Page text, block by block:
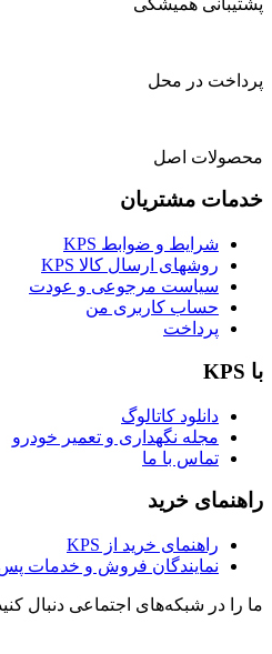
پرداخت در محل
محصولات اصل
خدمات مشتریان
شرایط و ضوابط KPS
روشهای ارسال کالا KPS
سیاست مرجوعی و عودت
حساب کاربری من
پرداخت
با KPS
دانلود کاتالوگ
مجله نگهداری و تعمیر خودرو
تماس با ما
راهنمای خرید
راهنمای خرید از KPS
نمایندگان فروش و خدمات
ما را در شبکه‌های اجتماعی دنبال